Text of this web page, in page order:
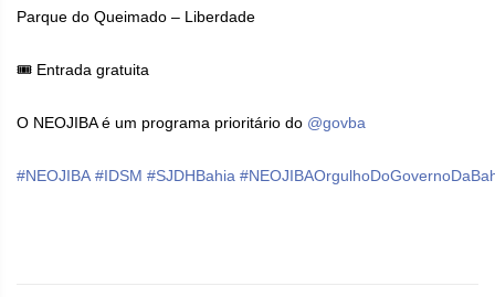
Parque do Queimado – Liberdade
🎟️ Entrada gratuita
O NEOJIBA é um programa prioritário do @govba
#NEOJIBA #IDSM #SJDHBahia